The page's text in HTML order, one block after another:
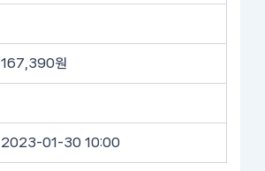
167,390원
2023-01-30 10:00